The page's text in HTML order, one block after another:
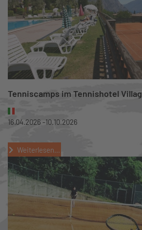
Tenniscamps im Tennishotel
16.04.2026 -10.10.2026
Weiterlesen...